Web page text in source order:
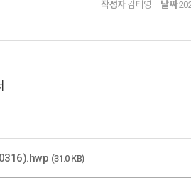
작성자김태영 날짜
(31.0 KB)